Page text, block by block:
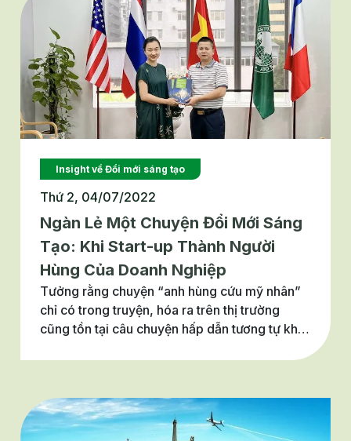
Insight về Đổi mới sáng tạo
Thứ 2, 04/07/2022
Ngàn Lẻ Một Chuyện Đổi Mới Sáng
Tạo: Khi Start-up Thành Người
Hùng Của Doanh Nghiệp
Tưởng rằng chuyện “anh hùng cứu mỹ nhân”
chỉ có trong truyện, hóa ra trên thị trường
cũng tồn tại câu chuyện hấp dẫn tương tự khi
đã diễn ra, và đây cũng chính là xu hướng tất
yếu trong tương lai.